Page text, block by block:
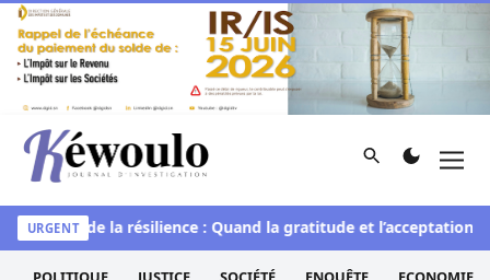
Aller au contenu
Kéwoulo, le premier site d'information et d'investigation
Rechercher
URGENT
L’art de la résilience : Quand la gratitude et l’acceptation